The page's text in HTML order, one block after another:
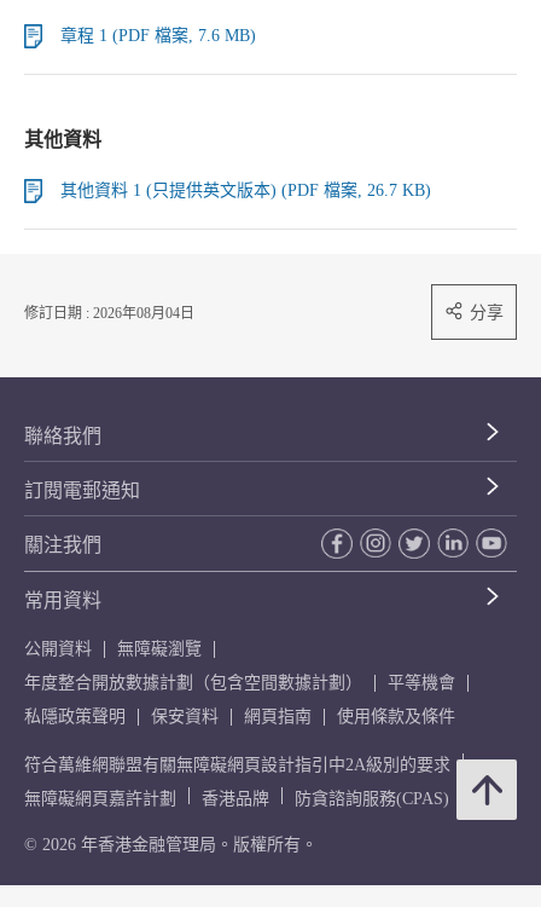
章程 1 (PDF 檔案, 7.6 MB)
其他資料
其他資料 1 (只提供英文版本) (PDF 檔案, 26.7 KB)
修訂日期 : 2026年08月04日 分享
聯絡我們
訂閱電郵通知
關注我們
常用資料
公開資料
無障礙瀏覽
年度整合開放數據計劃（包含空間數據計劃）
平等機會
私隱政策聲明
保安資料 網頁指南 使用條款及條件
符合萬維網聯盟有關無障礙網頁設計指引中2A級別的要求
無障礙網頁嘉許計劃
香港品牌 防貪諮詢服務(CPAS)
© 2026 年香港金融管理局。版權所有。